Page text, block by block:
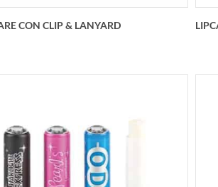
LIPCARE con CLIP & LANYARD
personalizzato
CON CLIP & LANYARD